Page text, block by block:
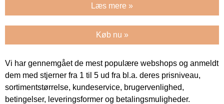
Læs mere »
Køb nu »
Vi har gennemgået de mest populære webshops og anmeldt
dem med stjerner fra 1 til 5 ud fra bl.a. deres prisniveau,
sortimentstørrelse, kundeservice, brugervenlighed,
betingelser, leveringsformer og betalingsmuligheder.